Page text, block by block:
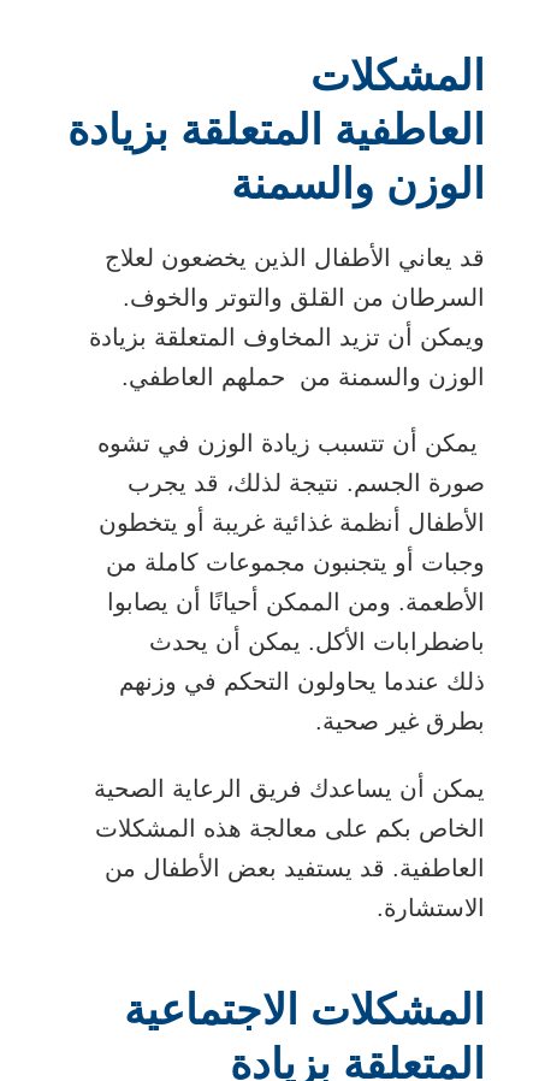
المشكلات
العاطفية المتعلقة بزيادة
الوزن والسمنة
قد يعاني الأطفال الذين يخضعون لعلاج
السرطان من القلق والتوتر والخوف.
ويمكن أن تزيد المخاوف المتعلقة بزيادة
الوزن والسمنة من حملهم العاطفي.
يمكن أن تتسبب زيادة الوزن في تشوه
صورة الجسم. نتيجة لذلك، قد يجرب
الأطفال أنظمة غذائية غريبة أو يتخطون
وجبات أو يتجنبون مجموعات كاملة من
الأطعمة. ومن الممكن أحيانًا أن يصابوا
باضطرابات الأكل. يمكن أن يحدث
ذلك عندما يحاولون التحكم في وزنهم
بطرق غير صحية.
يمكن أن يساعدك فريق الرعاية الصحية
الخاص بكم على معالجة هذه المشكلات
العاطفية. قد يستفيد بعض الأطفال من
الاستشارة.
المشكلات الاجتماعية
المتعلقة بزيادة